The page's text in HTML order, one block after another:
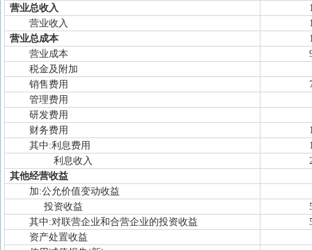
营业总收入
营业收入
营业总成本
营业成本
税金及附加
销售费用
管理费用
研发费用
财务费用
其中:利息费用
利息收入
其他经营收益
加:公允价值变动收益
投资收益
其中:对联营企业和合营企业的投资收益
资产处置收益